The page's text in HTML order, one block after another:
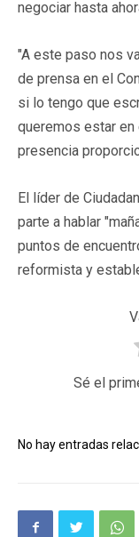
negociar hasta
"A este paso nos
de prensa en el
si lo tengo que
queremos estar en
presencia
El líder de
parte a hablar
puntos de
reformista y
Sé el
No hay entradas